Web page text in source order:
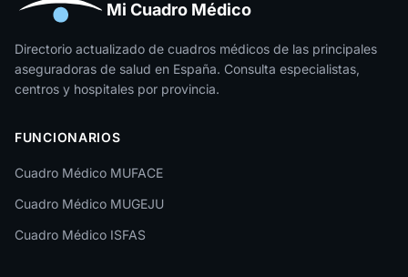
Huesca
Jaén
La Rioja
León
Lleida
Lugo
Mi Cuadro Médico
Directorio actualizado de cuadros médicos de las principales
aseguradoras de salud en España. Consulta especialistas,
centros y hospitales por provincia.
FUNCIONARIOS
Cuadro Médico MUFACE
Cuadro Médico MUGEJU
Cuadro Médico ISFAS